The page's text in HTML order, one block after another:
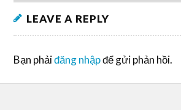
LEAVE A REPLY
Bạn phảiđăng nhậpđể gửi phản hồi.